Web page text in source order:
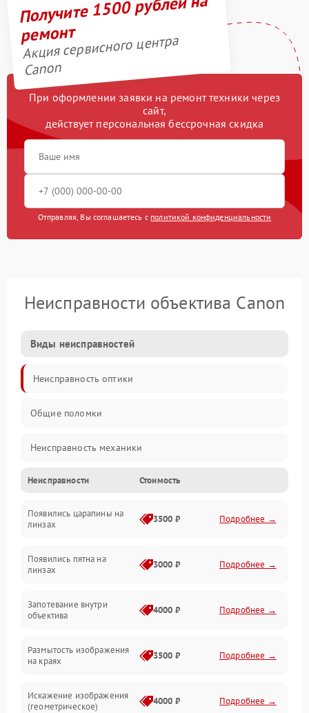
Получите 1500 рублей на
ремонт
Акция сервисного центра
Canon
При оформлении заявки на ремонт техники через
сайт,
действует персональная бессрочная скидка
Отправляя, Вы соглашаетесь с политикой конфиденциальности
Неисправности объектива Canon
Виды неисправностей
Неисправность оптики
Общие поломки
Неисправность механики
Неисправность электроники (если объектив с мотором/
Прочие неисправности
Неисправности Стоимость
Появились царапины на
линзах
3500 ₽ Подробнее →
Появились пятна на
линзах
3000 ₽ Подробнее →
Запотевание внутри
объектива
4000 ₽ Подробнее →
Размытость изображения
на краях
3500 ₽ Подробнее →
Искажение изображения
(геометрическое)
4000 ₽ Подробнее →